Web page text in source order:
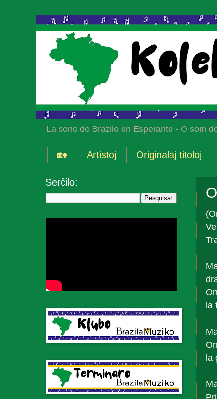
La sono de Brazilo en Esperanto - O som
🏡 Artistoj Originalaj titoloj
la
la
Serĉilo: